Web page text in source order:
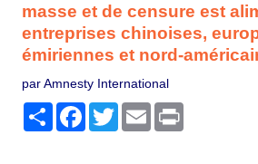
masse et de censure est
entreprises chinoises,
émiriennes et nord-
par Amnesty International
PartagerFacebook
TwitterEmail